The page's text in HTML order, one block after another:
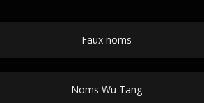
Faux noms
Noms Wu Tang